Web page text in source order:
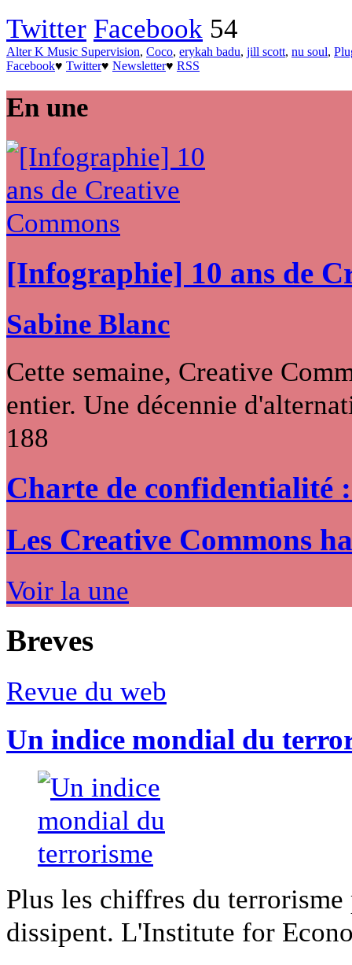
Twitter Facebook 54
Alter K Music Supervision, Coco, erykah badu, jill scott, nu soul,
Facebook♥ Twitter♥ Newsletter♥ RSS
En une
[Infographie] 10 ans de
Sabine Blanc
Cette semaine, Creative
entier. Une décennie
188
Charte de confidentialité
Les Creative Commons
Voir la une
Breves
Revue du web
Un indice mondial du
Plus les chiffres du
dissipent. L'Institute for